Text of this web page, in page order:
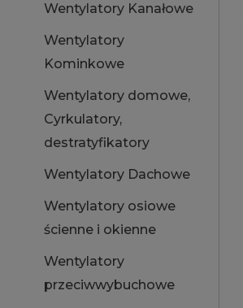
Wentylatory Kanałowe
Wentylatory
Kominkowe
Wentylatory domowe,
Cyrkulatory,
destratyfikatory
Wentylatory Dachowe
Wentylatory osiowe
ścienne i okienne
Wentylatory
przeciwwybuchowe